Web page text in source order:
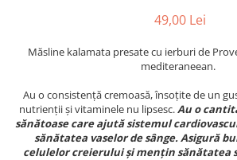
49,00 Lei
Măsline kalamata presate cu ierburi de
mediteraneean.
Au o consistență cremoasă, însoțite de un
nutrienții și vitaminele nu lipsesc.Au o
sănătoase care ajută sistemul
sănătatea vaselor de sânge. Asigură
celulelor creierului și mențin sănătatea